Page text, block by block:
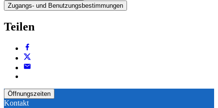
Zugangs- und Benutzungsbestimmungen
Teilen
Öffnungszeiten
Kontakt